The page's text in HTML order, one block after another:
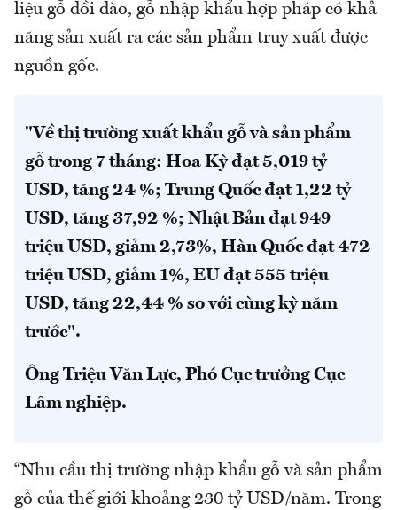
liệu gỗ dồi dào, gỗ nhập khẩu hợp pháp có khả
năng sản xuất ra các sản phẩm truy xuất được
nguồn gốc.
"Về thị trường xuất khẩu gỗ và sản phẩm
gỗ trong 7 tháng: Hoa Kỳ đạt 5,019 tỷ
USD, tăng 24 %; Trung Quốc đạt 1,22 tỷ
USD, tăng 37,92 %; Nhật Bản đạt 949
triệu USD, giảm 2,73%, Hàn Quốc đạt 472
triệu USD, giảm 1%, EU đạt 555 triệu
USD, tăng 22,44 % so với cùng kỳ năm
trước".
Ông Triệu Văn Lực, Phó Cục trưởng Cục
Lâm nghiệp.
“Nhu cầu thị trường nhập khẩu gỗ và sản phẩm
gỗ của thế giới khoảng 230 tỷ USD/năm. Trong